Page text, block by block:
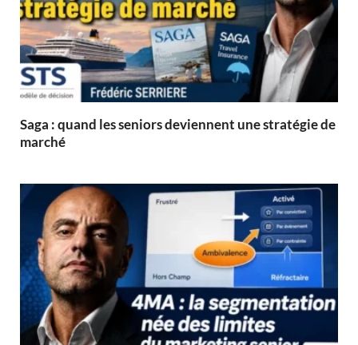
Saga : quand les seniors deviennent une stratégie de
marché